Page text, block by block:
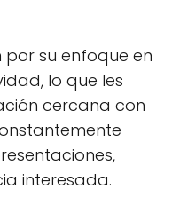
por su enfoque en
lo que les
cercana con
interesada.